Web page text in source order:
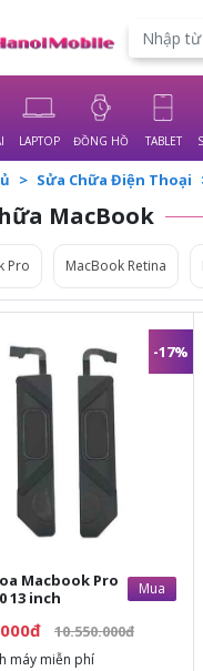
LAPTOP ĐỒNG HỒ TABLET
Sửa Chữa Điện Thoại
MacBook
Pro MacBook Retina
-17%
Macbook Pro
13 inch
Mua
10.550.000đ
máy miễn phí